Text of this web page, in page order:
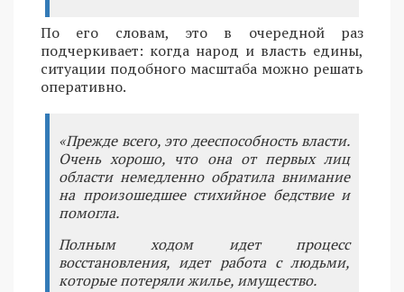
По его словам, это в очередной раз
подчеркивает: когда народ и власть едины,
ситуации подобного масштаба можно решать
оперативно.
«Прежде всего, это дееспособность власти.
Очень хорошо, что она от первых лиц
области немедленно обратила внимание
на произошедшее стихийное бедствие и
помогла.
Полным ходом идет процесс
восстановления, идет работа с людьми,
которые потеряли жилье, имущество.